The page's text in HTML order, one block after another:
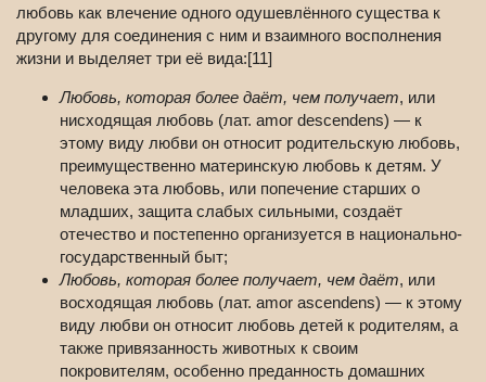
любовь как влечение одного одушевлённого существа к
другому для соединения с ним и взаимного восполнения
жизни и выделяет три её вида:[11]
Любовь, которая более даёт, чем получает, или
нисходящая любовь (лат. amor descendens) — к
этому виду любви он относит родительскую любовь,
преимущественно материнскую любовь к детям. У
человека эта любовь, или попечение старших о
младших, защита слабых сильными, создаёт
отечество и постепенно организуется в национально-
государственный быт;
Любовь, которая более получает, чем даёт, или
восходящая любовь (лат. amor ascendens) — к этому
виду любви он относит любовь детей к родителям, а
также привязанность животных к своим
покровителям, особенно преданность домашних